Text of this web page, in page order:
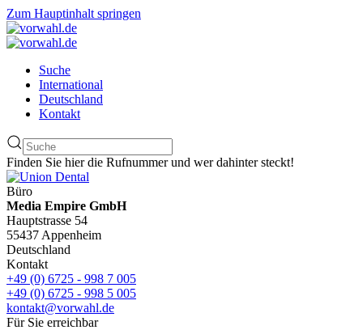
Zum Hauptinhalt springen
Suche
International
Deutschland
Kontakt
Finden Sie hier die Rufnummer und wer dahinter steckt!
Büro
Media Empire GmbH
Hauptstrasse 54
55437 Appenheim
Deutschland
Kontakt
+49 (0) 6725 - 998 7 005
+49 (0) 6725 - 998 5 005
kontakt@vorwahl.de
Für Sie erreichbar